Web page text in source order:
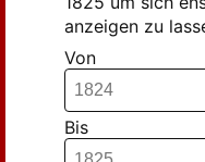
anzeigen zu
Von
Bis